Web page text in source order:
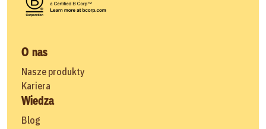
O nas
Nasze produkty
Kariera
Wiedza
Blog